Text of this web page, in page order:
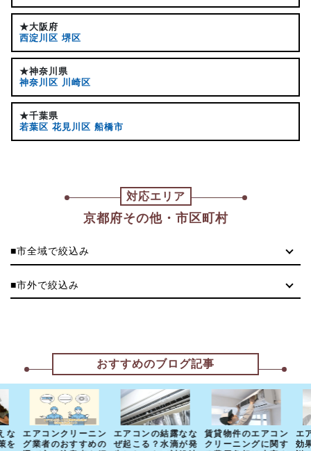
★大阪府
西淀川区 堺区
★神奈川県
神奈川区 川崎区
★千葉県
若葉区 花見川区 船橋市
対応エリア
京都府その他・市区町村
■市全域で絞込み
■市外で絞込み
おすすめのブログ記事
な
を
エアコンクリーニン
グ業者のおすすめの
エアコンの結露なな
ぜ起こる？水滴が発
賃貸物件のエアコン
クリーニングに関す
エ
効